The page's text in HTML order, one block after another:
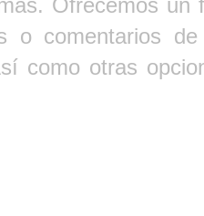
o comentarios
como otras